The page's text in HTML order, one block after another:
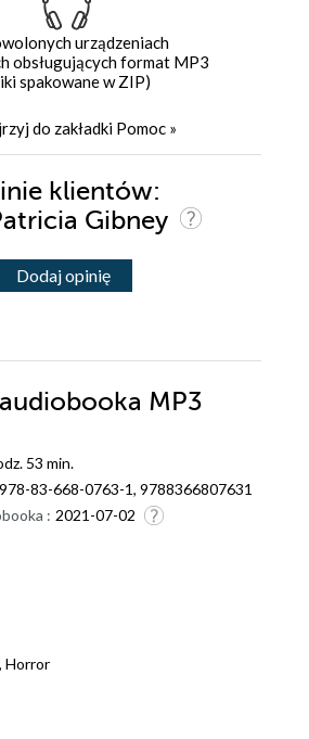
urządzeniach
obsługujących format MP3
spakowane w ZIP)
do zakładki Pomoc »
klientów:
Gibney
Dodaj opinię
audiobooka MP3
53 min.
978-83-668-0763-1, 9788366807631
: 2021-07-02
Horror